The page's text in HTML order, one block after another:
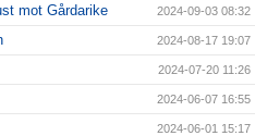
mot Gårdarike 2024-09-03 08:32
2024-08-17 19:07
2024-07-20 11:26
2024-06-07 16:55
2024-06-01 15:17